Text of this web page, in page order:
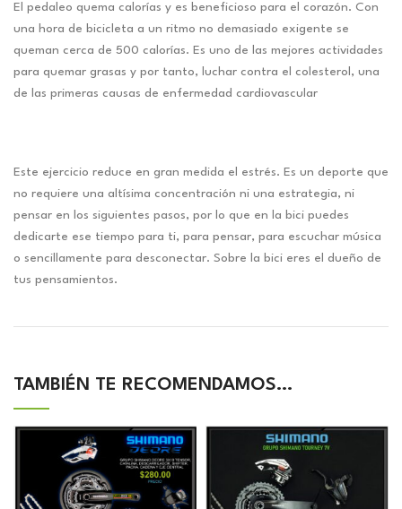
El pedaleo quema calorías y es beneficioso para el corazón. Con
una hora de bicicleta a un ritmo no demasiado exigente se
queman cerca de 500 calorías. Es uno de las mejores actividades
para quemar grasas y por tanto, luchar contra el colesterol, una
de las primeras causas de enfermedad cardiovascular
Este ejercicio reduce en gran medida el estrés. Es un deporte que
no requiere una altísima concentración ni una estrategia, ni
pensar en los siguientes pasos, por lo que en la bici puedes
dedicarte ese tiempo para ti, para pensar, para escuchar música
o sencillamente para desconectar. Sobre la bici eres el dueño de
tus pensamientos.
TAMBIÉN TE RECOMENDAMOS…